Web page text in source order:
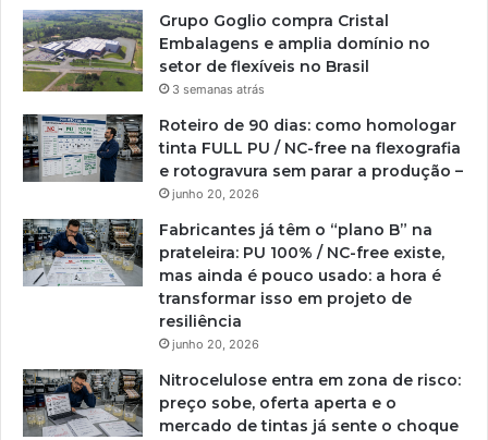
Grupo Goglio compra Cristal
Embalagens e amplia domínio no
setor de flexíveis no Brasil
3 semanas atrás
Roteiro de 90 dias: como homologar
tinta FULL PU / NC-free na flexografia
e rotogravura sem parar a produção –
junho 20, 2026
Fabricantes já têm o “plano B” na
prateleira: PU 100% / NC-free existe,
mas ainda é pouco usado: a hora é
transformar isso em projeto de
resiliência
junho 20, 2026
Nitrocelulose entra em zona de risco:
preço sobe, oferta aperta e o
mercado de tintas já sente o choque